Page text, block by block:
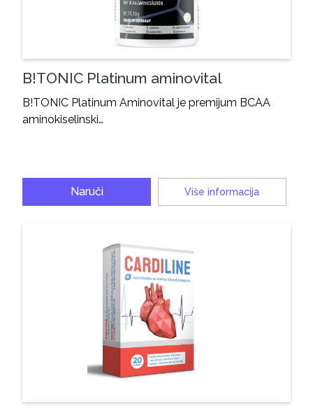
B!TONIC Platinum aminovital
B!TONIC Platinum Aminovital je premijum BCAA
aminokiselinski…
Naruči Više informacija